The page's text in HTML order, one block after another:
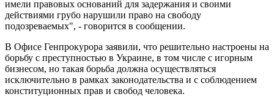
имели правовых оснований для задержания и своими
действиями грубо нарушили право на свободу
подозреваемых", - говорится в сообщении.
В Офисе Генпрокурора заявили, что решительно настроены на
борьбу с преступностью в Украине, в том числе с игорным
бизнесом, но такая борьба должна осуществляться
исключительно в рамках законодательства и с соблюдением
конституционных прав и свобод человека.